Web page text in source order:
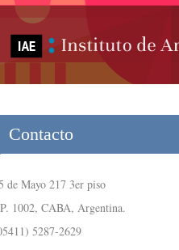
Contacto
de Mayo 217 3er piso
1002, CABA, Argentina.
5287-2629